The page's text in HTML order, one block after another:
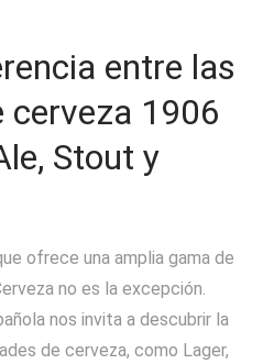
entre las
cerveza 1906
Stout y
ofrece una amplia gama de
no es la excepción.
nos invita a descubrir la
de cerveza, como Lager,